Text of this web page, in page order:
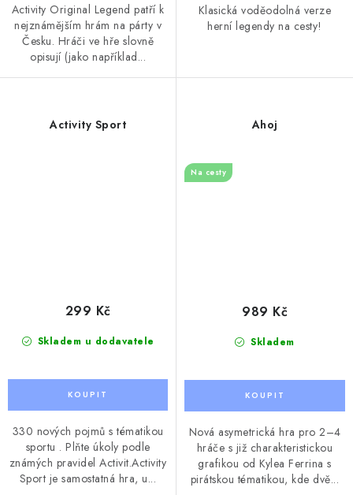
Activity Original Legend patří k
nejznámějším hrám na párty v
Česku. Hráči ve hře slovně
opisují (jako například...
Klasická voděodolná verze
herní legendy na cesty!
Activity Sport
Skladem u dodavatele
299 Kč
330 nových pojmů s tématikou
sportu . Plňte úkoly podle
známých pravidel Activit.Activity
Sport je samostatná hra, u...
Ahoj
Na cesty
Skladem
989 Kč
Nová asymetrická hra pro 2–4
hráče s již charakteristickou
grafikou od Kylea Ferrina s
pirátskou tématikou, kde dvě...